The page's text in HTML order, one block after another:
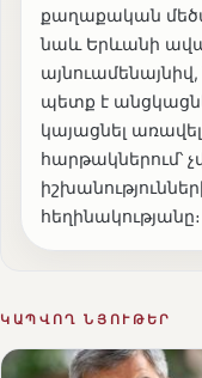
քաղաքական
նաև Երևանի
պետք է
կայացնել
հարթակներում՝
հեղինակությանը։
ԿԱՊՎՈՂ ՆՅՈՒԹԵՐ